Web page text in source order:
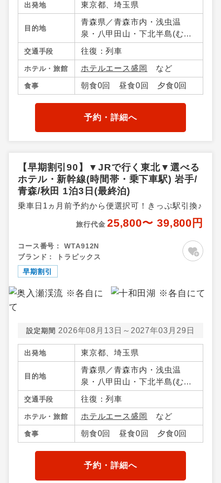
出発地 東京都、埼玉県
目的地
青森県／青森市内・浅虫温
泉・八甲田山・下北半島(む
つ・大間)・八戸・十和田湖・
奥入瀬（青森県）・大鰐・碇
ケ関・不老不死・鰺ケ沢・弘
前・三沢・竜飛岬・青森県そ
の他、岩手県／盛岡市・つな
ぎ・鶯宿温泉・八幡平・雫
石・二戸・小岩井農場・平
輪・湯瀬温泉・玉川温泉・田
沢湖高原・乳頭温泉郷・十和
田湖秋田県
交通手段 往復：列車
ホテル・旅館 ホテルエース盛岡 など
食事 朝食0回 昼食0回 夕食0回
予約・詳細へ
【早期割引90】▼JRで行く東北▼選べる
ホテル・新幹線(時間帯・乗下車駅) 岩手/
青森/秋田 1泊3日(最終泊)
乗車日1ヵ月前予約から便選択可！きっぷ駅引換♪
旅行代金 25,800〜 39,800円
コース番号：
WTA912N
ブランド：
トラピックス
早期割引
設定期間 2026年08月13日～2027年03月29日
出発地 東京都、埼玉県
目的地
青森県／青森市内・浅虫温
泉・八甲田山・下北半島(む
つ・大間)・八戸・十和田湖・
奥入瀬（青森県）・大鰐・碇
ケ関・不老不死・鰺ケ沢・弘
前・三沢・竜飛岬・青森県そ
の他、岩手県／盛岡市・つな
ぎ・鶯宿温泉・八幡平・雫
石・二戸・小岩井農場・平
交通手段 往復：列車
ホテル・旅館 ホテルエース盛岡 など
食事 朝食0回 昼食0回 夕食0回
予約・詳細へ